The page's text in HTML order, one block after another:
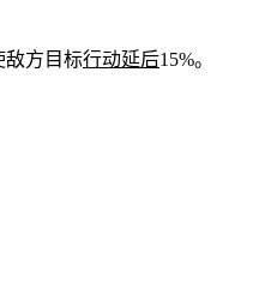
敌方目标行动延后15%。